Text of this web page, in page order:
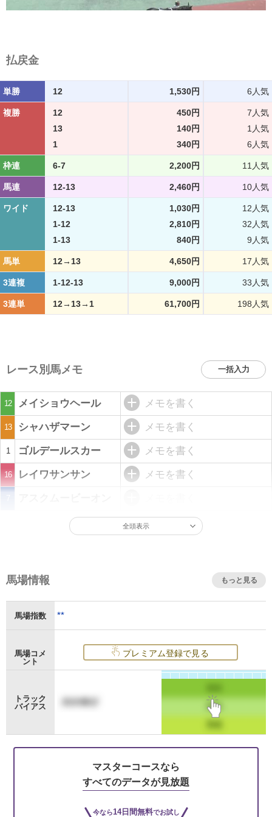
払戻金
単勝 12 1,530円 6人気
複勝 12 450円
7人気
13
140円
1人気
1
340円 6人気
枠連 6-7 2,200円 11人気
馬連 12-13 2,460円 10人気
ワイド 12-13 1,030円
12人気
1-12
2,810円
32人気
1-13
840円 9人気
馬単 12→13 4,650円 17人気
3連複 1-12-13 9,000円 33人気
3連単 12→13→1 61,700円 198人気
レース別馬メモ 一括入力
12 メイショウヘール メモを書く
13 シャハザマーン メモを書く
1 ゴルデールスカー メモを書く
16 レイワサンサン メモを書く
全頭表示
馬場情報 もっと見る
馬場指数 **
馬場コメ
ント
プレミアム登録で見る
トラック
バイアス
マスターコースなら
すべてのデータが見放題
今なら14日間無料でお試し